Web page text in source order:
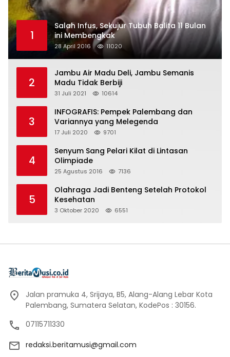
1
Salah Infus, Sekujur Tubuh Balita 11 Bulan
ini Membengkak
28 April 2016 11020
2
Jambu Air Madu Deli, Jambu Semanis
Madu Tidak Berbiji
31 Juli 2021 10614
3
INFOGRAFIS: Pempek Palembang dan
Variannya yang Melegenda
17 Juli 2020 9701
4
Senyum Sang Pelari Kilat di Lintasan
Olimpiade
25 Agustus 2016 7136
5
Olahraga Jadi Benteng Setelah Protokol
Kesehatan
3 Oktober 2020 6551
Jalan pramuka 4, Srijaya, B5, Alang-Alang Lebar Kota
Palembang, Sumatera Selatan, KodePos : 30156.
07115711330
redaksi.beritamusi@gmail.com